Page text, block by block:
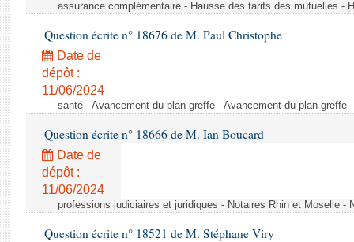
Dossiers législatifs
Budget et sécurité sociale
Questions écrites et orales
Comptes rendus des débats
assurance complémentaire - Hausse des tarifs des mutuelles -
Question écrite n° 18676 de M. Paul Christophe
Date de
dépôt :
11/06/2024
santé - Avancement du plan greffe - Avancement du plan greffe
Question écrite n° 18666 de M. Ian Boucard
Date de
dépôt :
11/06/2024
professions judiciaires et juridiques - Notaires Rhin et Moselle -
Question écrite n° 18521 de M. Stéphane Viry